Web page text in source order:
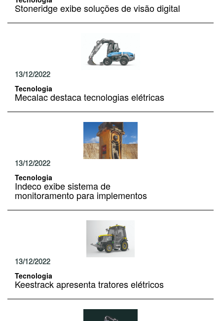
Stoneridge exibe soluções de visão digital
13/12/2022
Tecnologia
Mecalac destaca tecnologias elétricas
13/12/2022
Tecnologia
Indeco exibe sistema de
monitoramento para implementos
13/12/2022
Tecnologia
Keestrack apresenta tratores elétricos